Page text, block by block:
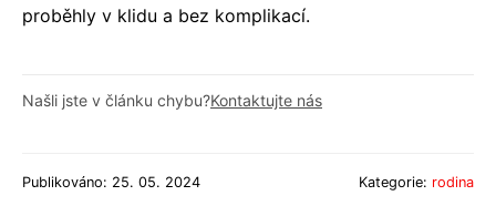
proběhly v klidu a bez komplikací.
Našli jste v článku chybu?Kontaktujte nás
Publikováno: 25. 05. 2024 Kategorie: rodina